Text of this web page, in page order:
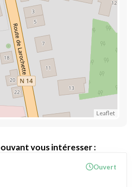
Leaflet
vous intéresser :
Ouvert